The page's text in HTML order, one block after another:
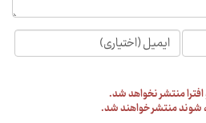
منتشر نخواهد شد.
شوند منتشر خواهند شد.